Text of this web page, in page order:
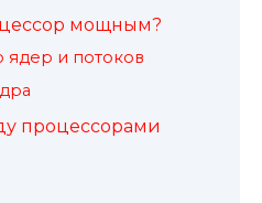
мощным?
ядер и потоков
процессорами